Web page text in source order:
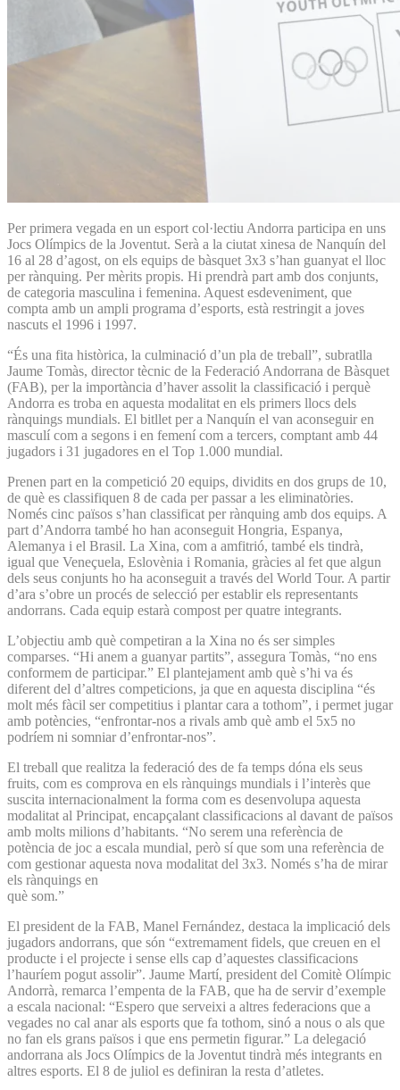
Per primera vegada en un esport col·lectiu Andorra participa en uns
Jocs Olímpics de la Joventut. Serà a la ciutat xinesa de Nanquín del
16 al 28 d’agost, on els equips de bàsquet 3x3 s’han guanyat el lloc
per rànquing. Per mèrits propis. Hi prendrà part amb dos conjunts,
de categoria masculina i femenina. Aquest esdeveniment, que
compta amb un ampli programa d’esports, està restringit a joves
nascuts el 1996 i 1997.
“És una fita històrica, la culminació d’un pla de treball”, subratlla
Jaume Tomàs, director tècnic de la Federació Andorrana de Bàsquet
(FAB), per la importància d’haver assolit la classificació i perquè
Andorra es troba en aquesta modalitat en els primers llocs dels
rànquings mundials. El bitllet per a Nanquín el van aconseguir en
masculí com a segons i en femení com a tercers, comptant amb 44
jugadors i 31 jugadores en el Top 1.000 mundial.
Prenen part en la competició 20 equips, dividits en dos grups de 10,
de què es classifiquen 8 de cada per passar a les eliminatòries.
Només cinc països s’han classificat per rànquing amb dos equips. A
part d’An­dorra també ho han aconseguit Hongria, Espanya,
Alemanya i el Brasil. La Xina, com a amfitrió, també els tindrà,
igual que Veneçuela, Eslovènia i Romania, gràcies al fet que algun
dels seus conjunts ho ha aconseguit a través del World Tour. A partir
d’ara s’obre un procés de selecció per establir els representants
andorrans. Cada equip estarà compost per quatre integrants.
L’objectiu amb què competiran a la Xina no és ser simples
comparses. “Hi anem a guanyar partits”, assegura Tomàs, “no ens
conformem de participar.” El plantejament amb què s’hi va és
diferent del d’altres competicions, ja que en aquesta disciplina “és
molt més fàcil ser competitius i plantar cara a tothom”, i permet jugar
amb potències, “enfrontar-nos a rivals amb què amb el 5x5 no
podríem ni somniar d’enfrontar-nos”.
El treball que realitza la federació des de fa temps dóna els seus
fruits, com es comprova en els rànquings mundials i l’interès que
suscita internacionalment la forma com es des­envolupa aquesta
modalitat al Principat, encapçalant classificacions al davant de països
amb molts milions d’habitants. “No serem una referència de
potència de joc a escala mundial, però sí que som una referència de
com gestionar aquesta nova modalitat del 3x3. Només s’ha de mirar
els rànquings en
què som.”
El president de la FAB, Manel Fernández, destaca la implicació dels
jugadors andorrans, que són “extremament fidels, que creuen en el
producte i el projecte i sense ells cap d’aquestes classificacions
l’hauríem pogut assolir”. Jaume Martí, president del Comitè Olímpic
Andorrà, remarca l’empenta de la FAB, que ha de servir d’exemple
a escala nacional: “Espero que serveixi a altres federacions que a
vegades no cal anar als esports que fa tothom, sinó a nous o als que
no fan els grans països i que ens permetin figurar.” La delegació
andorrana als Jocs Olímpics de la Joventut tindrà més integrants en
altres esports. El 8 de juliol es definiran la resta d’atletes.